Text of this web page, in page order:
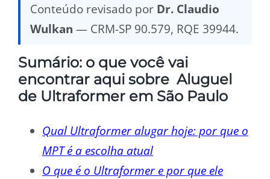
Conteúdo revisado por Dr. Claudio
Wulkan — CRM-SP 90.579, RQE 39944.
Sumário: o que você vai
encontrar aqui sobre Aluguel
de Ultraformer em São Paulo
Qual Ultraformer alugar hoje: por que o
MPT é a escolha atual
O que é o Ultraformer e por que ele